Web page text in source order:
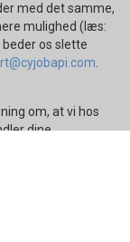
med det samme,
mulighed (læs:
os slette
om, at vi hos
dine